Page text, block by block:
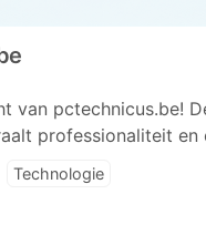
van pctechnicus.be!
professionaliteit en
Technologie